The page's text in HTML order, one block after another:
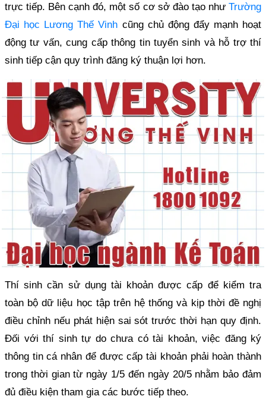
trực tiếp. Bên cạnh đó, một số cơ sở đào tạo như Trường
Đại học Lương Thế Vinh cũng chủ động đẩy mạnh hoạt
động tư vấn, cung cấp thông tin tuyển sinh và hỗ trợ thí
sinh tiếp cận quy trình đăng ký thuận lợi hơn.
Thí sinh cần sử dụng tài khoản được cấp để kiểm tra
toàn bộ dữ liệu học tập trên hệ thống và kịp thời đề nghị
điều chỉnh nếu phát hiện sai sót trước thời hạn quy định.
Đối với thí sinh tự do chưa có tài khoản, việc đăng ký
thông tin cá nhân để được cấp tài khoản phải hoàn thành
trong thời gian từ ngày 1/5 đến ngày 20/5 nhằm bảo đảm
đủ điều kiện tham gia các bước tiếp theo.